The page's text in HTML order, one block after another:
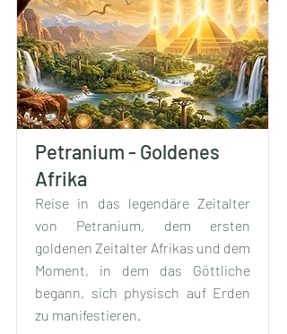
Petranium - Goldenes
Afrika
Reise in das legendäre Zeitalter
von Petranium, dem ersten
goldenen Zeitalter Afrikas und dem
Moment, in dem das Göttliche
begann, sich physisch auf Erden
zu manifestieren.